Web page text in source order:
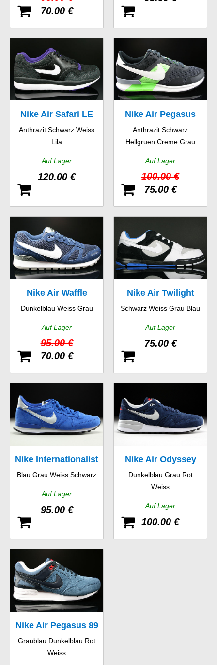
70.00 €
Nike Air Safari LE
Anthrazit Schwarz Weiss
Lila
Auf Lager
120.00 €
Nike Air Pegasus
83/30
Anthrazit Schwarz
Hellgruen Creme Grau
Auf Lager
100.00 €
75.00 €
Nike Air Waffle
Trainer
Dunkelblau Weiss Grau
Auf Lager
95.00 €
70.00 €
Nike Air Twilight
Schwarz Weiss Grau Blau
Auf Lager
75.00 €
Nike Internationalist
Leather
Blau Grau Weiss Schwarz
Auf Lager
95.00 €
Nike Air Odyssey
Leather
Dunkelblau Grau Rot
Weiss
Auf Lager
100.00 €
Nike Air Pegasus 89
Graublau Dunkelblau Rot
Weiss